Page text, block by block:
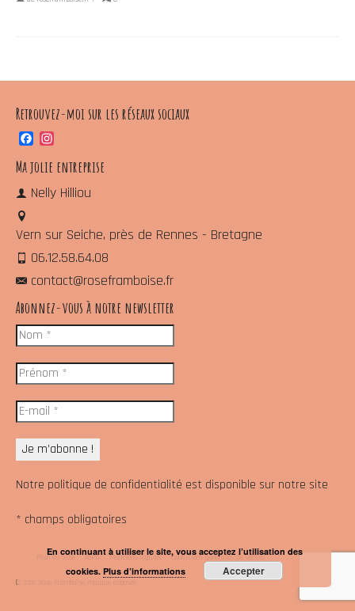
Retrouvez-moi sur les réseaux sociaux
Facebook
Ma jolie entreprise
Nelly Hilliou
Vern sur Seiche, près de Rennes - Bretagne
06.12.58.64.08
contact@roseframboise.fr
Abonnez-vous à notre newsletter
Notre politique de confidentialité est disponible sur notre site
* champs obligatoires
Plan du site RGPD Mentions légales Conditions générales de ventes
© 2026 Rose Framboise, marque déposée
En continuant à utiliser le site, vous acceptez l’utilisation des
cookies.Plus d’informations Accepter